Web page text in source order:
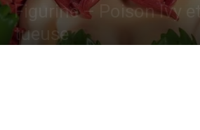
Figurine – Poison Ivy
tueuse